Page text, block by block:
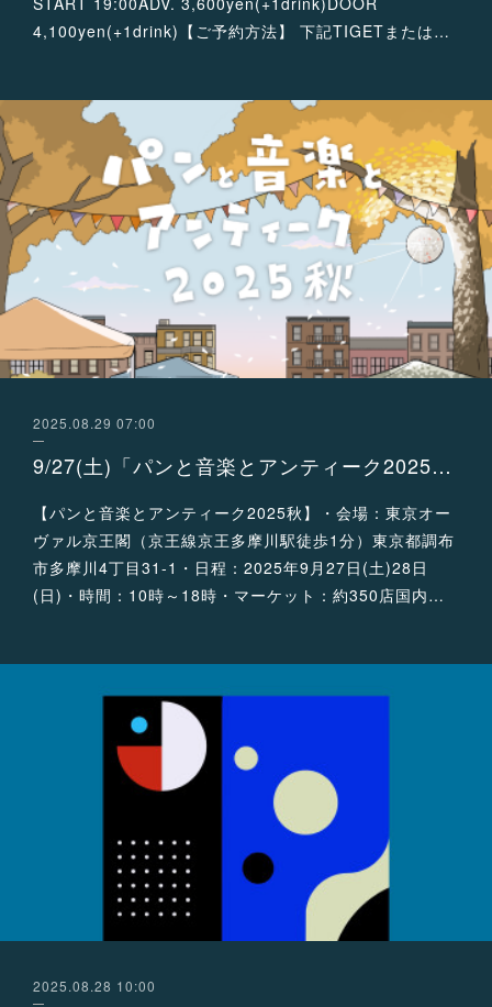
4,100yen(+1drink)【ご予約方法】 下記TIGETまたは…
2025.08.29 07:00
9/27(土)「パンと音楽とアンティーク2025秋」に出演が決定！
【パンと音楽とアンティーク2025秋】・会場：東京オー
ヴァル京王閣（京王線京王多摩川駅徒歩1分）東京都調布
市多摩川4丁目31-1・日程：2025年9月27日(土)28日
(日)・時間：10時～18時・マーケット：約350店国内…
2025.08.28 10:00